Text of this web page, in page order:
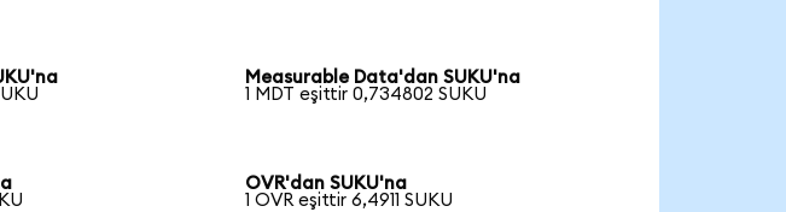
Measurable Data'dan SUKU'na
1 MDT eşittir 0,734802 SUKU
OVR'dan SUKU'na
1 OVR eşittir 6,4911 SUKU